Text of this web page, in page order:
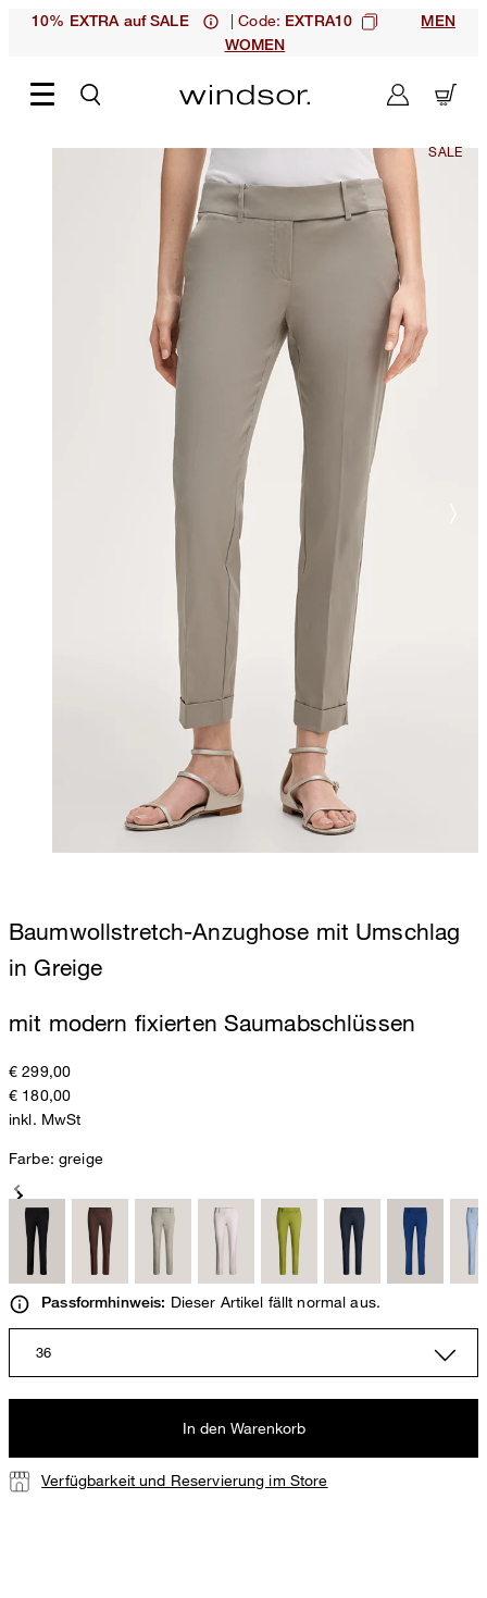
10% EXTRA auf SALE | Code: EXTRA10
MEN
WOMEN
Baumwollstretch-Anzughose mit Umschlag
in Greige
mit modern fixierten Saumabschlüssen
€ 299,00
€ 180,00
inkl. MwSt
Farbe: greige
Passformhinweis: Dieser Artikel fällt normal aus.
36
In den Warenkorb
Verfügbarkeit und Reservierung im Store